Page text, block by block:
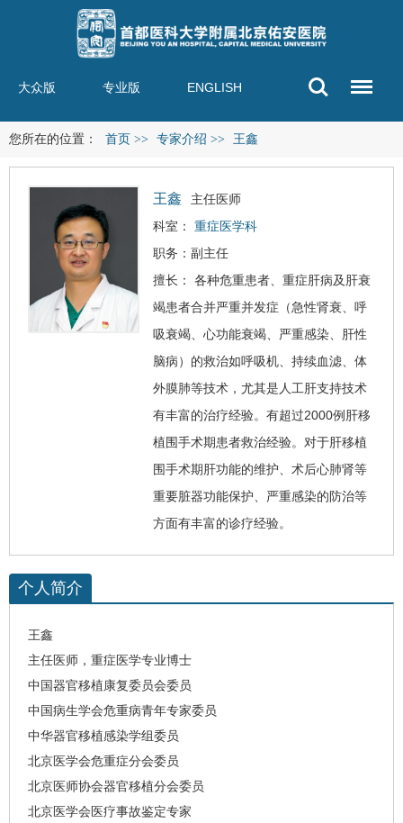
大众版 专业版 ENGLISH
您所在的位置： 首页 >> 专家介绍 >> 王鑫
王鑫
主任医师
科室： 重症医学科
职务：副主任
擅长： 各种危重患者、重症肝病及 肝衰
竭患者合并严重并发症（急性肾衰、呼
吸衰竭、心功能衰竭、严重感染、肝性
脑病）的救治如呼吸机、持续血滤、体
外膜肺等技术，尤其是人工肝支持技术
有丰富的治疗经验。有超过2000例肝移
植围手术期患者救治经验。对于肝移植
围手术期肝功能的维护、术后心肺肾等
重要脏器功能保护、严重感染的防治等
方面有丰富的诊疗经验。
个人简介
王鑫
主任医师，重症医学专业博士
中国器官移植康复委员会委员
中国病生学会危重病青年专家委员
中华器官移植感染学组委员
北京医学会危重症分会委员
北京医师协会器官移植分会委员
北京医学会医疗事故鉴定专家